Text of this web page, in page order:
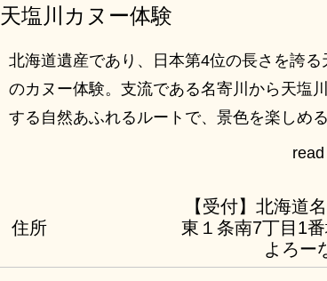
天塩川カヌー体験
北海道遺産であり、日本第4位の長さを誇る
のカヌー体験。支流である名寄川から天塩
する自然あふれるルートで、景色を楽しめる
住所
【受付】北海道
東１条南7丁目1
よろー